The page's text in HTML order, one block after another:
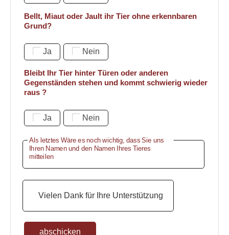
Bellt, Miaut oder Jault ihr Tier ohne erkennbaren
Grund?
Ja Nein
Bleibt Ihr Tier hinter Türen oder anderen
Gegenständen stehen und kommt schwierig wieder
raus ?
Ja Nein
Als letztes Wäre es noch wichtig, dass Sie uns
Ihren Namen und den Namen Ihres Tieres
mitteilen
Vielen Dank für Ihre Unterstützung
abschicken